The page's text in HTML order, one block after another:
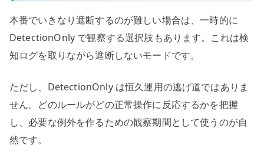
本番でいきなり遮断するのが難しい場合は、一時的に
DetectionOnly で観察する選択肢もあります。これは検
知ログを取りながら遮断しないモードです。
ただし、DetectionOnly は恒久運用の逃げ道ではありま
せん。どのルールがどの正常操作に反応するかを把握
し、必要な例外を作るための観察期間として使うのが自
然です。